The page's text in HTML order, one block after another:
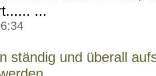
...
ständig und überall